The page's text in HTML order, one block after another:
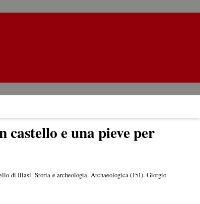
e una pieve per
di Illasi. Storia e archeologia. Archaeologica (151). Giorgio